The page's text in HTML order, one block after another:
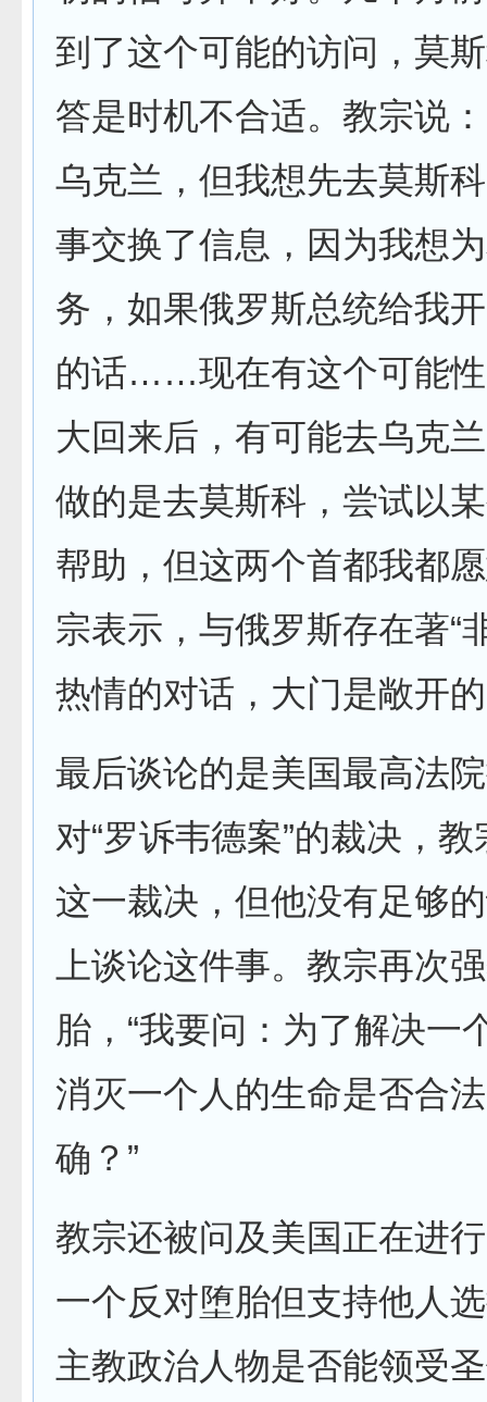
到了这个可能的访问，莫
答是时机不合适。教宗说
乌克兰，但我想先去莫斯
事交换了信息，因为我想
务，如果俄罗斯总统给我
的话……现在有这个可能
大回来后，有可能去乌克
做的是去莫斯科，尝试以
帮助，但这两个首都我都
宗表示，与俄罗斯存在著“
热情的对话，大门是敞开
最后谈论的是美国最高法
对“罗诉韦德案”的裁决，
这一裁决，但他没有足够
上谈论这件事。教宗再次
胎，“我要问：为了解决一
消灭一个人的生命是否合
确？”
教宗还被问及美国正在进
一个反对堕胎但支持他人
主教政治人物是否能领受